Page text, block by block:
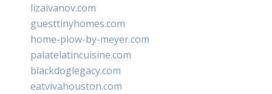
lizaivanov.com
guesttinyhomes.com
home-plow-by-meyer.com
palatelatincuisine.com
blackdoglegacy.com
eatvivahouston.com